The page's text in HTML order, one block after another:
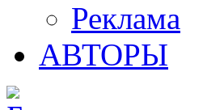
Реклама
АВТОРЫ